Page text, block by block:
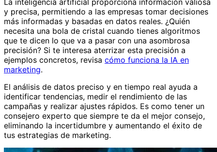
La inteligencia artificial proporciona información valiosa
y precisa, permitiendo a las empresas tomar decisiones
más informadas y basadas en datos reales. ¿Quién
necesita una bola de cristal cuando tienes algoritmos
que te dicen lo que va a pasar con una asombrosa
precisión? Si te interesa aterrizar esta precisión a
ejemplos concretos, revisa cómo funciona la IA en
marketing.
El análisis de datos preciso y en tiempo real ayuda a
identificar tendencias, medir el rendimiento de las
campañas y realizar ajustes rápidos. Es como tener un
consejero experto que siempre te da el mejor consejo,
eliminando la incertidumbre y aumentando el éxito de
tus estrategias de marketing.